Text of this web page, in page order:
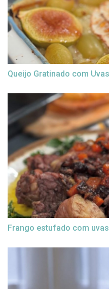
Queijo Gratinado com
Frango estufado com